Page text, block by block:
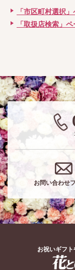
「市区町村選択
「取扱店検索」
お問い合わせ
お祝いギフ